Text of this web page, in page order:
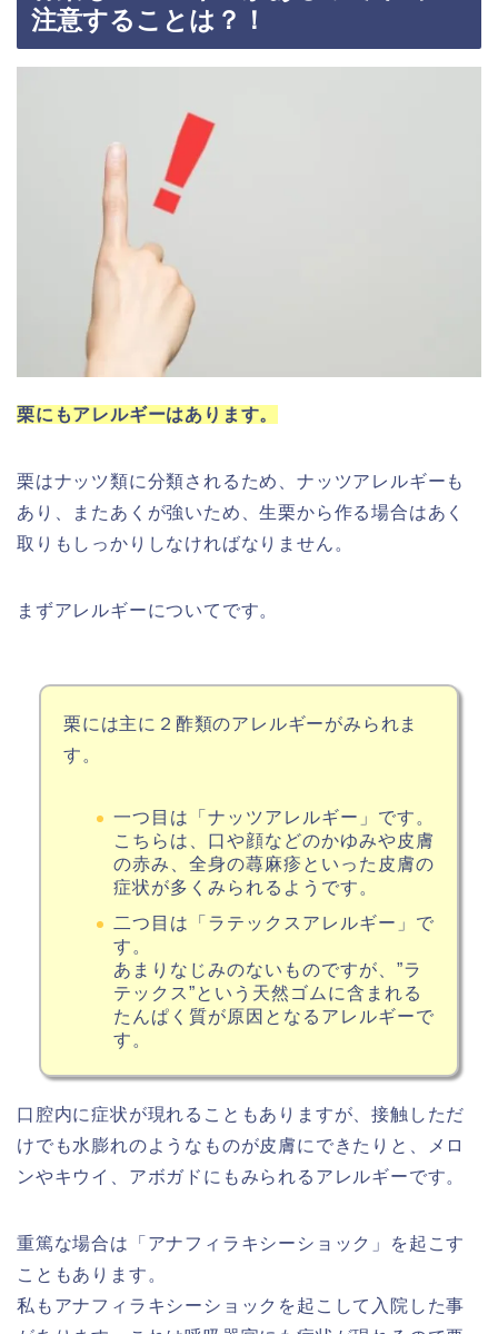
注意することは？！
栗にもアレルギーはあります。
栗はナッツ類に分類されるため、ナッツアレルギーも
あり、またあくが強いため、生栗から作る場合はあく
取りもしっかりしなければなりません。
まずアレルギーについてです。
栗には主に２酢類のアレルギーがみられま
す。
一つ目は「ナッツアレルギー」です。
こちらは、口や顔などのかゆみや皮膚
の赤み、全身の蕁麻疹といった皮膚の
症状が多くみられるようです。
二つ目は「ラテックスアレルギー」で
す。
あまりなじみのないものですが、”ラ
テックス”という天然ゴムに含まれる
たんぱく質が原因となるアレルギーで
す。
口腔内に症状が現れることもありますが、接触しただ
けでも水膨れのようなものが皮膚にできたりと、メロ
ンやキウイ、アボガドにもみられるアレルギーです。
重篤な場合は「アナフィラキシーショック」を起こす
こともあります。
私もアナフィラキシーショックを起こして入院した事